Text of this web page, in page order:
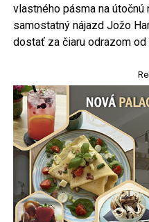
vlastného pásma na útočnú
samostatný nájazd Jožo
dostať za čiaru odrazom